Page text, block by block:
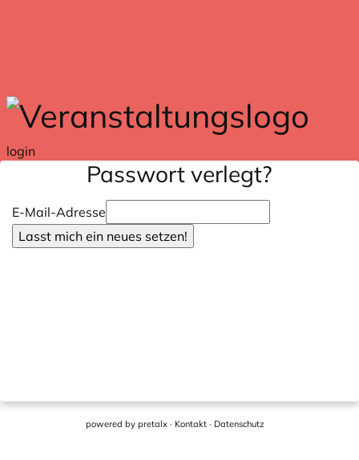
login
Passwort verlegt?
E-Mail-Adresse
Lasst mich ein neues setzen!
powered by pretalx· Kontakt· Datenschutz